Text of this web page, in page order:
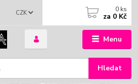
Menu
CZK
Hledat
0 ks
za 0 Kč